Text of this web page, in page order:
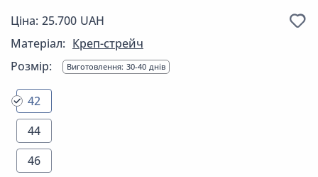
Ціна: 25.700 UAH
Матеріал: Креп-стрейч
Розмір:
Виготовлення: 30-40 днів
42
44
46